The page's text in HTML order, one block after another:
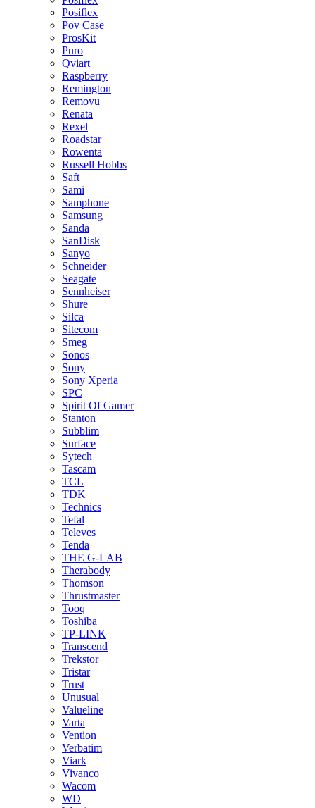
Posiflex
Pov Case
ProsKit
Puro
Qviart
Raspberry
Remington
Removu
Renata
Rexel
Roadstar
Rowenta
Russell Hobbs
Saft
Sami
Samphone
Samsung
Sanda
SanDisk
Sanyo
Schneider
Seagate
Sennheiser
Shure
Silca
Sitecom
Smeg
Sonos
Sony
Sony Xperia
SPC
Spirit Of Gamer
Stanton
Subblim
Surface
Sytech
Tascam
TCL
TDK
Technics
Tefal
Televes
Tenda
THE G-LAB
Therabody
Thomson
Thrustmaster
Tooq
Toshiba
TP-LINK
Transcend
Trekstor
Tristar
Trust
Unusual
Valueline
Varta
Vention
Verbatim
Viark
Vivanco
Wacom
WD